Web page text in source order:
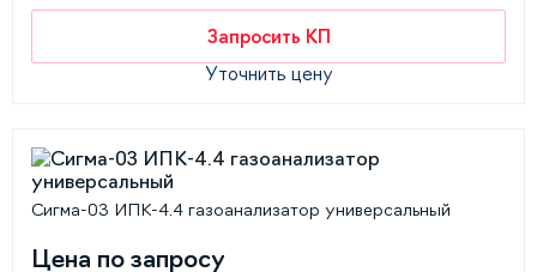
Запросить КП
Уточнить цену
Сигма-03 ИПК-4.4 газоанализатор универсальный
Цена по запросу